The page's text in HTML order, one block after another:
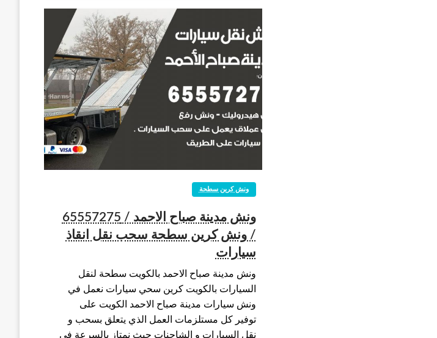
ونش كرين سطحة
ونش مدينة صباح الاحمد / 65557275
/ ونش كرين سطحة سحب نقل انقاذ
سيارات
ونش مدينة صباح الاحمد بالكويت سطحة لنقل
السيارات بالكويت كرين سحي سيارات نعمل في
ونش سيارات مدينة صباح الاحمد الكويت على
توفير كل مستلزمات العمل الذي يتعلق بسحب و
نقل السيارات و الشاحنات حيث نمتاز بالسرعة في